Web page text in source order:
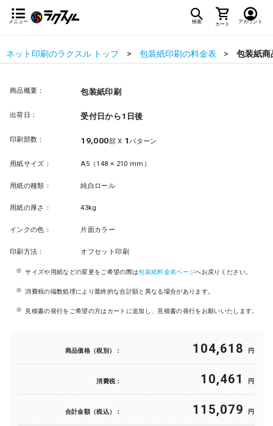
メニュー 検索 カート アカウント
ネット印刷のラクスル トップ 包装紙印刷の料金表 包装紙商
商品概要： 包装紙印刷
出荷日： 受付日から1日後
印刷部数： 19,000部 X 1パターン
用紙サイズ： A5（148 × 210 mm）
用紙の種類： 純白ロール
用紙の厚さ： 43kg
インクの色： 片面カラー
印刷方法： オフセット印刷
サイズや用紙などの変更をご希望の際は包装紙料金表ページへお戻りください。
消費税の端数処理により最終的な合計額と異なる場合があります。
見積書の発行をご希望の方はカートに追加し、見積書の発行をお願いいたします。
商品価格（税別）： 104,618 円
消費税： 10,461 円
合計金額（税込）： 115,079 円